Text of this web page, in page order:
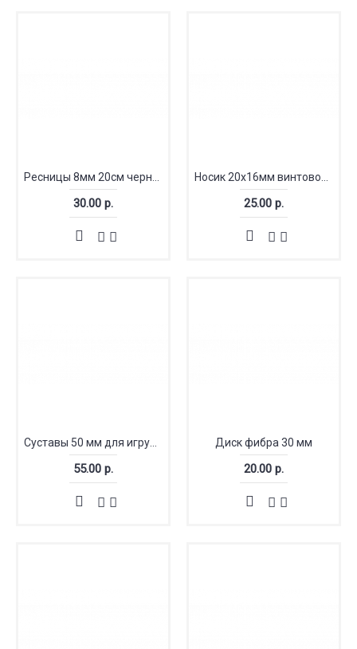
30.00 р. 25.00 р.
55.00 р.
Диск фибра 30 мм
20.00 р.